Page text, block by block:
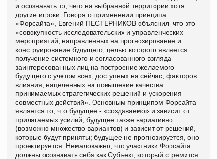
и осознавать то, чего на выбранной территории хотят
другие игроки. Говоря о применении принципа
«Форсайта», Евгений ПЕСТЕРНИКОВ объяснил, что это
«совокупность исследовательских и управленческих
мероприятий, направленных на прогнозирование и
конструирование будущего, целью которого является
получение системного и согласованного взгляда
заинтересованных лиц на построение желаемого
будущего с учетом всех, доступных на сейчас, факторов
влияния, нацеленных на повышение качества
принимаемых стратегических решений и ускорения
совместных действий». Основным принципом Форсайта
является то, что будущее - «создаваемо» и зависит от
прилагаемых усилий; будущее также вариативно
(возможно множество вариантов) и зависит от решений,
которые будут приняты; будущее не прогнозируется, оно
проектируется. Немаловажно, что участники Форсайта
должны осознавать себя как Субъект, который стремится